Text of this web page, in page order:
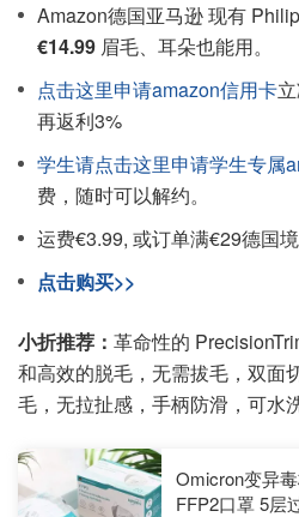
Amazon德国亚马逊 现有
€14.99 眉毛、耳朵也能用。
点击这里申请amazon信用卡
再返利3%
学生请点击这里申请学生专属
费，随时可以解约。
运费€3.99, 或订单满€29德国境
点击购买>>
小折推荐： 革命性的
和高效的脱毛，无需拔毛，双面
毛，无拉扯感，手柄防滑，可水
Omicron变异
FFP2口罩 5层